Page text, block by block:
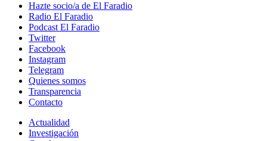
Hazte socio/a de El Faradio
Radio El Faradio
Podcast El Faradio
Twitter
Facebook
Instagram
Telegram
Quienes somos
Transparencia
Contacto
Actualidad
Investigación